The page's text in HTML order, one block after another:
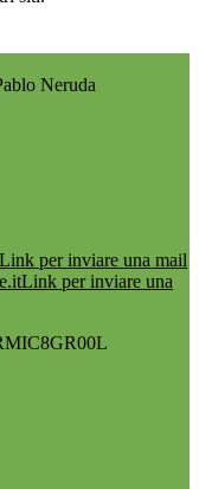
Neruda
Link per inviare una mail
Link per inviare una